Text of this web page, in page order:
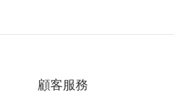
顧客服務